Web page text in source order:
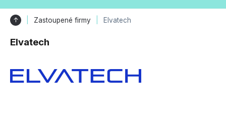
↑ Zastoupené firmy Elvatech
Elvatech